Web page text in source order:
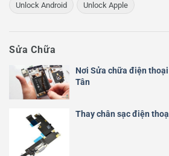
Unlock Android Unlock Apple
Sửa Chữa
Nơi Sửa chữa điện
Tân
Thay chân sạc điện